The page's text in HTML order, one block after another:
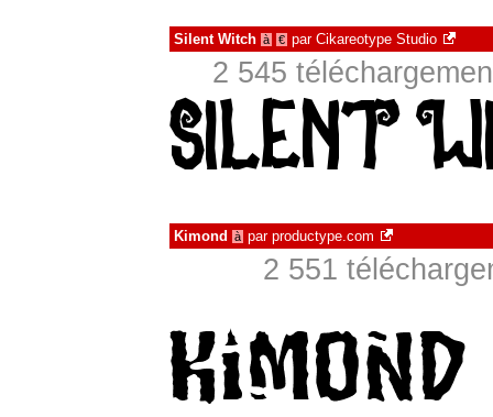
Silent Witch à € par Cikareotype Studio
2 545
Kimond à par productype.com
2 551